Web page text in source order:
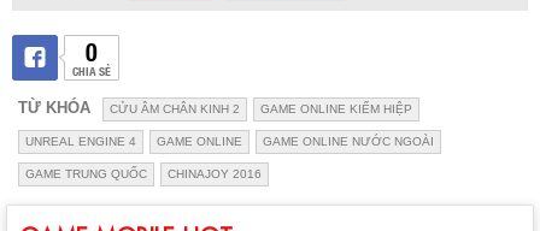
0
CHIA SẺ
TỪ KHÓA CỬU ÂM CHÂN KINH 2 GAME ONLINE KIẾM HIỆP
UNREAL ENGINE 4 GAME ONLINE GAME ONLINE NƯỚC NGOÀI
GAME TRUNG QUỐC CHINAJOY 2016